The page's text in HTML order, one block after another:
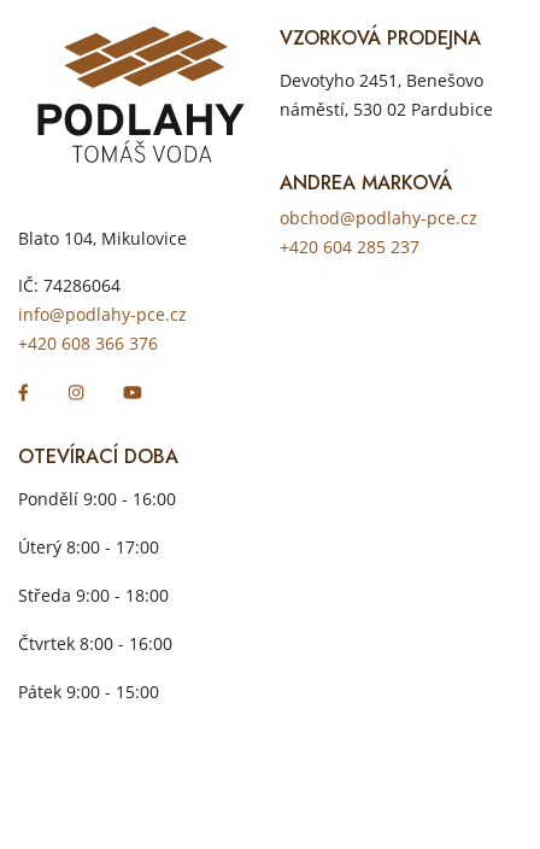
Blato 104, Mikulovice
IČ: 74286064
info@podlahy-pce.cz
+420 608 366 376
VZORKOVÁ PRODEJNA
Devotyho 2451, Benešovo
náměstí, 530 02 Pardubice
ANDREA MARKOVÁ
obchod@podlahy-pce.cz
+420 604 285 237
OTEVÍRACÍ DOBA
Pondělí 9:00 - 16:00
Úterý 8:00 - 17:00
Středa 9:00 - 18:00
Čtvrtek 8:00 - 16:00
Pátek 9:00 - 15:00